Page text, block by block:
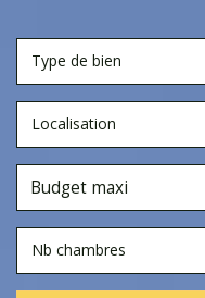
Type de bien
Localisation
Nb chambres